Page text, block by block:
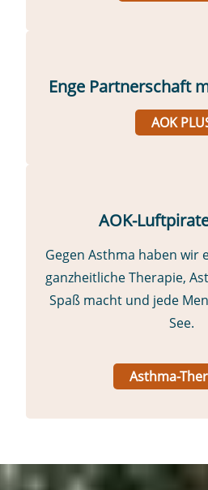
Enge Partnerschaft
AOK
AOK-
Gegen Asthma haben wir
ganzheitliche Therapie,
Spaß macht und jede
See.
Asthma-